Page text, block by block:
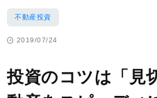
不動産投資
2019/07/24
投資のコツは「見